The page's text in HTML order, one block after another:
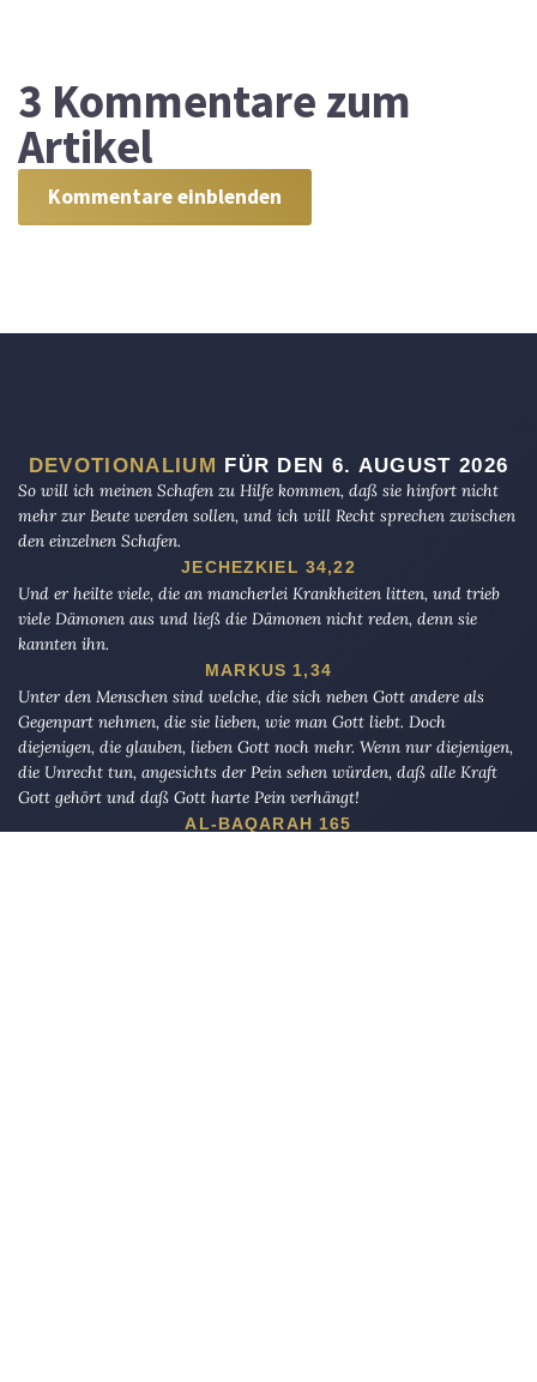
3 Kommentare zum
Artikel
Kommentare einblenden
DEVOTIONALIUM FÜR DEN 6. AUGUST 2026
So will ich meinen Schafen zu Hilfe kommen, daß sie hinfort nicht
mehr zur Beute werden sollen, und ich will Recht sprechen zwischen
den einzelnen Schafen.
JECHEZKIEL 34,22
Und er heilte viele, die an mancherlei Krankheiten litten, und trieb
viele Dämonen aus und ließ die Dämonen nicht reden, denn sie
kannten ihn.
MARKUS 1,34
Unter den Menschen sind welche, die sich neben Gott andere als
Gegenpart nehmen, die sie lieben, wie man Gott liebt. Doch
diejenigen, die glauben, lieben Gott noch mehr. Wenn nur diejenigen,
die Unrecht tun, angesichts der Pein sehen würden, daß alle Kraft
Gott gehört und daß Gott harte Pein verhängt!
AL-BAQARAH 165